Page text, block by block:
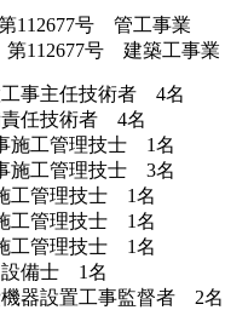
第112677号 管工事業
第112677号 建築工事業
事主任技術者 4名
責任技術者 4名
施工管理技士 1名
施工管理技士 3名
工管理技士 1名
工管理技士 1名
工管理技士 1名
備士 1名
機器設置工事監督者 2名